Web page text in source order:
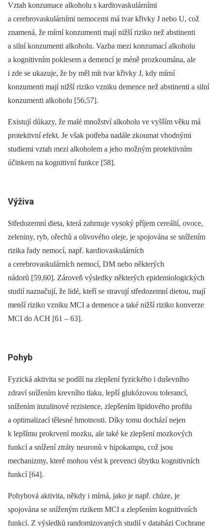
Vztah konzumace alkoholu s kardiovaskulárními
a cerebrovaskulárními nemocemi má tvar křivky J nebo U, což
znamená, že mírní konzumenti mají nižší riziko než abstinenti
a silní konzumenti alkoholu. Vazba mezi konzumací alkoholu
a kognitivním poklesem a demencí je méně prozkoumána, ale
i zde se ukazuje, že by měl mít tvar křivky J, kdy mírní
konzumenti mají nižší riziko vzniku demence než abstinenti a silní
konzumenti alkoholu [56,57].
Existují důkazy, že malé množství alkoholu ve vyšším věku má
protektivní efekt. Je však potřeba nadále zkoumat vhodnými
studiemi vztah mezi alkoholem a jeho možným protektivním
účinkem na kognitivní funkce [58].
Výživa
Středozemní dieta, která zahrnuje vysoký příjem cereálií, ovoce,
zeleniny, ryb, ořechů a olivového oleje, je spojována se snížením
rizika řady nemocí, např. kardiovaskulárních
a cerebrovaskulárních nemocí, DM nebo některých
nádorů [59,60]. Zároveň výsledky některých epidemiologických
studií naznačují, že lidé, kteří se stravují středozemní dietou, mají
menší riziko vzniku MCI a demence a také nižší riziko konverze
MCI do ACH [61 –⁠ 63].
Pohyb
Fyzická aktivita se podílí na zlepšení fyzického i duševního
zdraví snížením krevního tlaku, lepší glukózovou tolerancí,
snížením inzulinové rezistence, zlepšením lipidového profilu
a optimalizací tělesné hmotnosti. Díky tomu dochází nejen
k lepšímu prokrvení mozku, ale také ke zlepšení mozkových
funkcí a snížení ztráty neuronů v hipokampu, což jsou
mechanizmy, které mohou vést k prevenci úbytku kognitivních
funkcí [64].
Pohybová aktivita, někdy i mírná, jako je např. chůze, je
spojována se sníženým rizikem MCI a zlepšením kognitivních
funkcí. Z výsledků randomizovaných studií v databázi Cochrane